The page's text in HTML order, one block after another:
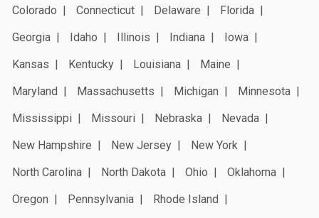
Colorado
Connecticut Delaware
Florida
Georgia
Idaho Illinois Indiana
Iowa
Kansas
Kentucky Louisiana
Maine
Maryland
Massachusetts Michigan
Minnesota
Mississippi
Missouri Nebraska
Nevada
New Hampshire
New Jersey
New York
North Carolina
North Dakota Ohio
Oklahoma
Oregon
Pennsylvania
Rhode Island